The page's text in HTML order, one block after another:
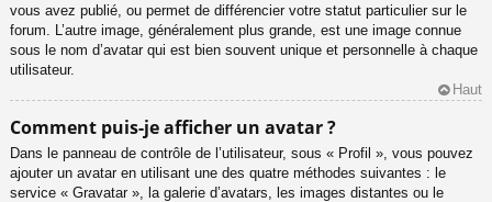
vous avez publié, ou permet de différencier votre statut particulier sur le
forum. L’autre image, généralement plus grande, est une image connue
sous le nom d’avatar qui est bien souvent unique et personnelle à chaque
utilisateur.
Haut
Comment puis-je afficher un avatar ?
Dans le panneau de contrôle de l’utilisateur, sous « Profil », vous pouvez
ajouter un avatar en utilisant une des quatre méthodes suivantes : le
service « Gravatar », la galerie d’avatars, les images distantes ou le